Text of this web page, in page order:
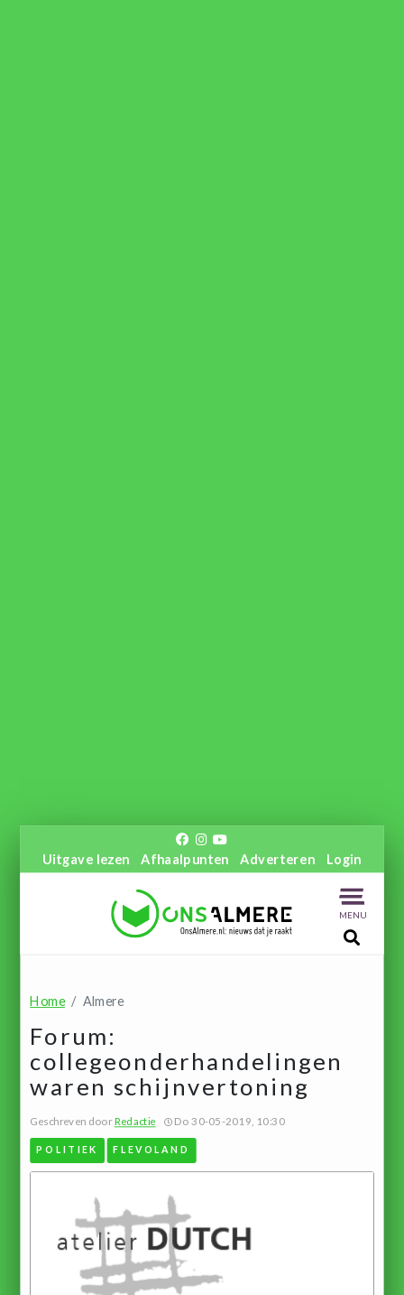
Uitgave lezen Afhaalpunten Adverteren Login
MENU
Home Almere
Forum:
collegeonderhandelingen
waren schijnvertoning
Geschreven doorRedactie Do 30-05-2019, 10:30
POLITIEK FLEVOLAND